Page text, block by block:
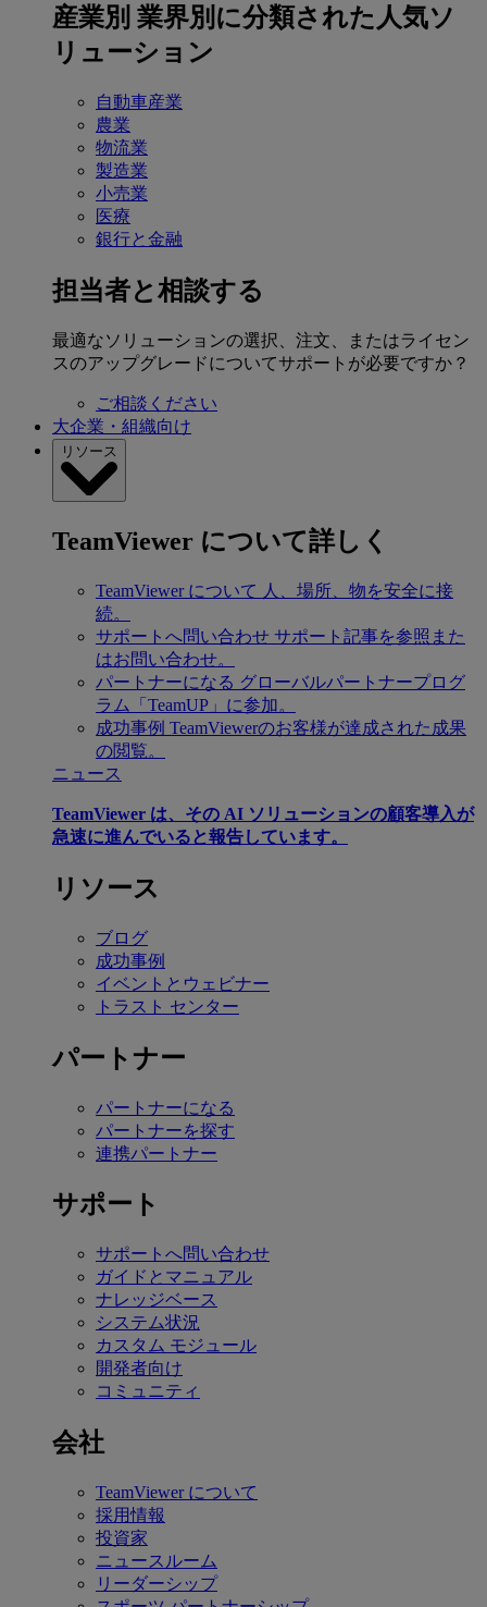
産業別 業界別に分類された人気ソ
リューション
自動車産業
農業
物流業
製造業
小売業
医療
銀行と金融
担当者と相談する
最適なソリューションの選択、注文、またはライセン
スのアップグレードについてサポートが必要ですか？
ご相談ください
大企業・組織向け
リソース
TeamViewer について詳しく
TeamViewer について 人、場所、物を安全に接
続。
サポートへ問い合わせ サポート記事を参照また
はお問い合わせ。
パートナーになる グローバルパートナープログ
ラム「TeamUP」に参加。
成功事例 TeamViewerのお客様が達成された成果
の閲覧。
ニュース
TeamViewer は、その AI ソリューションの顧客導入が
急速に進んでいると報告しています。
リソース
ブログ
成功事例
イベントとウェビナー
トラスト センター
パートナー
パートナーになる
パートナーを探す
連携パートナー
サポート
サポートへ問い合わせ
ガイドとマニュアル
ナレッジベース
システム状況
カスタム モジュール
開発者向け
コミュニティ
会社
TeamViewer について
採用情報
投資家
ニュースルーム
リーダーシップ